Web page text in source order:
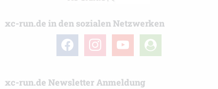
xc-run.de in den sozialen Netzwerken
facebook instagramyoutube
user-
circle
xc-run.de Newsletter Anmeldung